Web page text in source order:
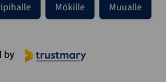
Mökille Muualle